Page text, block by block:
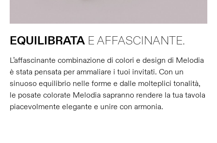
EQUILIBRATAE AFFASCINANTE.
L’affascinante combinazione di colori e design di Melodia
è stata pensata per ammaliare i tuoi invitati. Con un
sinuoso equilibrio nelle forme e dalle molteplici tonalità,
le posate colorate Melodia sapranno rendere la tua tavola
piacevolmente elegante e unire con armonia.